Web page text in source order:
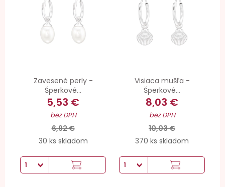
Zavesené perly -
Šperkové...
5,53 €
bez DPH
6,92 €
30 ks skladom
Visiaca mušľa -
Šperkové...
8,03 €
bez DPH
10,03 €
370 ks skladom